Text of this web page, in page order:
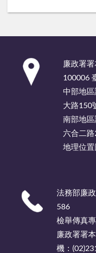
廉政署
100006
中部地
大路
南部地
六合二
地理位置
法務部廉
586
檢舉傳真
廉政署署
機：